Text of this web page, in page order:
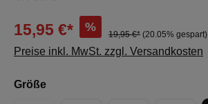
15,95 €* %
19,95 €* (20.05% gespart)
Preise inkl. MwSt. zzgl. Versandkosten
Größeauswählen